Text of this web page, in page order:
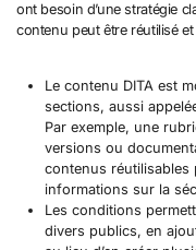
ont besoin d’une stratégie
contenu peut être réutilisé
Le contenu DITA est
sections, aussi
Par exemple, une
versions ou
contenus réutilisables
informations sur la
Les conditions
divers publics, en